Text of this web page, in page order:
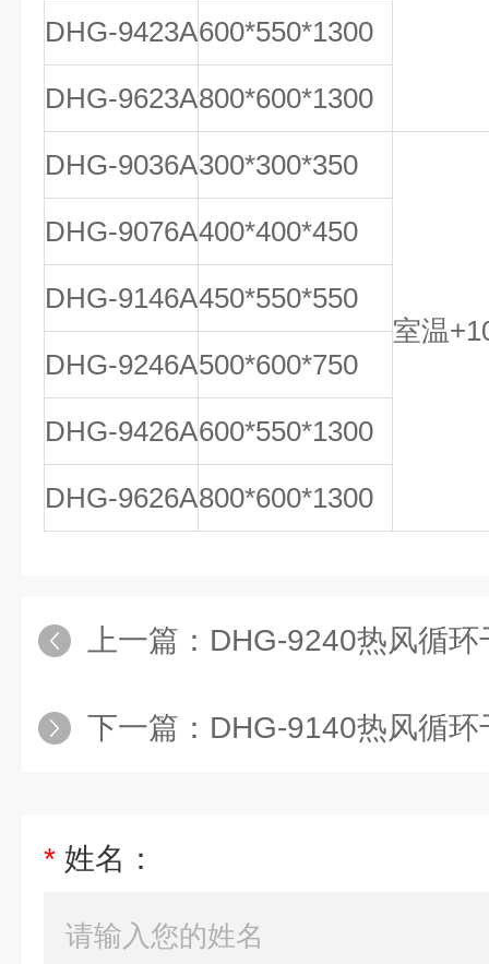
DHG-9423A600*550*1300
DHG-9623A800*600*1300
DHG-9036A300*300*350
室温
DHG-9076A400*400*450
DHG-9146A450*550*550
DHG-9246A500*600*750
DHG-9426A600*550*1300
DHG-9626A800*600*1300
上一篇： DHG-9240热风循环干
下一篇： DHG-9140热风循环干
* 姓名：